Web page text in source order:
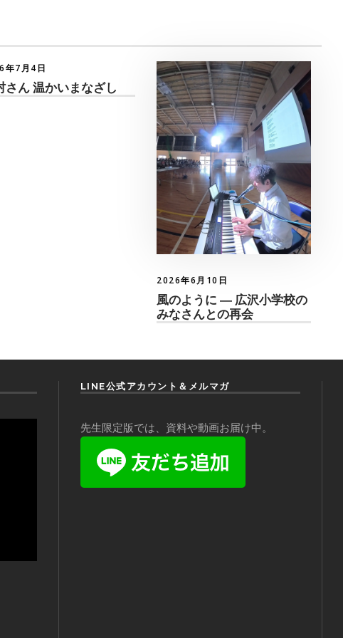
年7月4日
さん 温かいまなざし
2026年6月10日
風のように ― 広沢小学校の
みなさんとの再会
LINE公式アカウント＆メルマガ
先生限定版では、資料や動画お届け中。